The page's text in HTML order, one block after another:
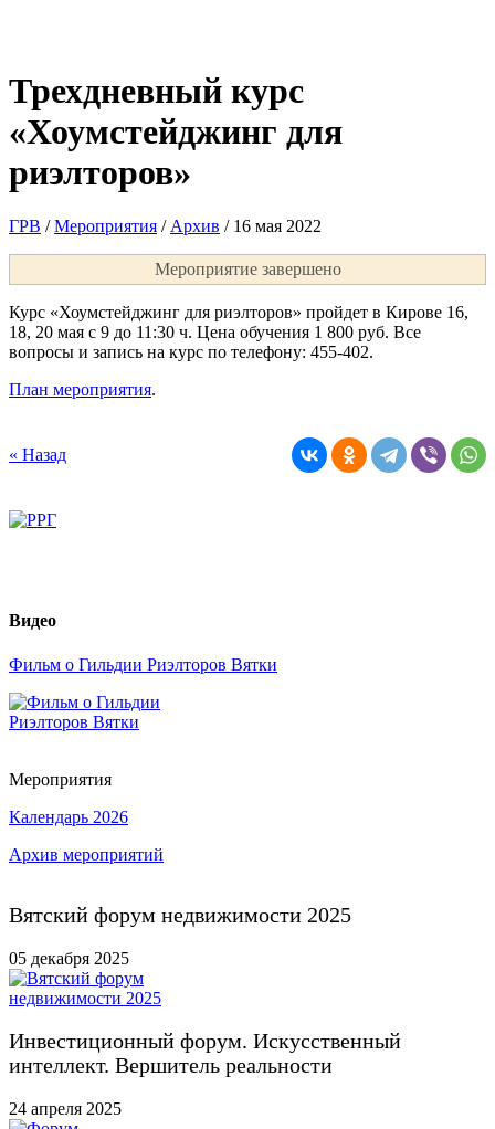
Трехдневный курс
«Хоумстейджинг для
риэлторов»
ГРВ / Мероприятия / Архив /16 мая 2022
Мероприятие завершено
Курс «Хоумстейджинг для риэлторов» пройдет в Кирове 16,
18, 20 мая с 9 до 11:30 ч. Цена обучения 1 800 руб. Все
вопросы и запись на курс по телефону: 455-402.
План мероприятия.
« Назад
Видео
Фильм о Гильдии Риэлторов Вятки
Мероприятия
Календарь 2026
Архив мероприятий
Вятский форум недвижимости 2025
05 декабря 2025
Инвестиционный форум. Искусственный
интеллект. Вершитель реальности
24 апреля 2025